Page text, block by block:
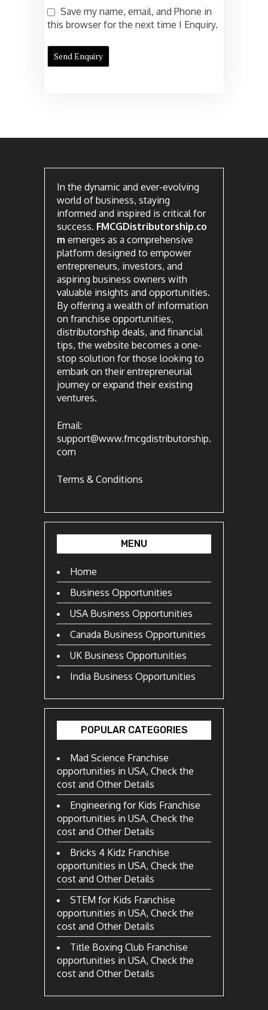
Save my name, email, and Phone in
this browser for the next time I Enquiry.
In the dynamic and ever-evolving
world of business, staying
informed and inspired is critical for
success. FMCGDistributorship.co
m emerges as a comprehensive
platform designed to empower
entrepreneurs, investors, and
aspiring business owners with
valuable insights and opportunities.
By offering a wealth of information
on franchise opportunities,
distributorship deals, and financial
tips, the website becomes a one-
stop solution for those looking to
embark on their entrepreneurial
journey or expand their existing
ventures.
Email:
support@www.fmcgdistributorship.
com
Terms & Conditions
MENU
Home
Business Opportunities
USA Business Opportunities
Canada Business Opportunities
UK Business Opportunities
India Business Opportunities
POPULAR CATEGORIES
Mad Science Franchise
opportunities in USA, Check the
cost and Other Details
Engineering for Kids Franchise
opportunities in USA, Check the
cost and Other Details
Bricks 4 Kidz Franchise
opportunities in USA, Check the
cost and Other Details
STEM for Kids Franchise
opportunities in USA, Check the
cost and Other Details
Title Boxing Club Franchise
opportunities in USA, Check the
cost and Other Details